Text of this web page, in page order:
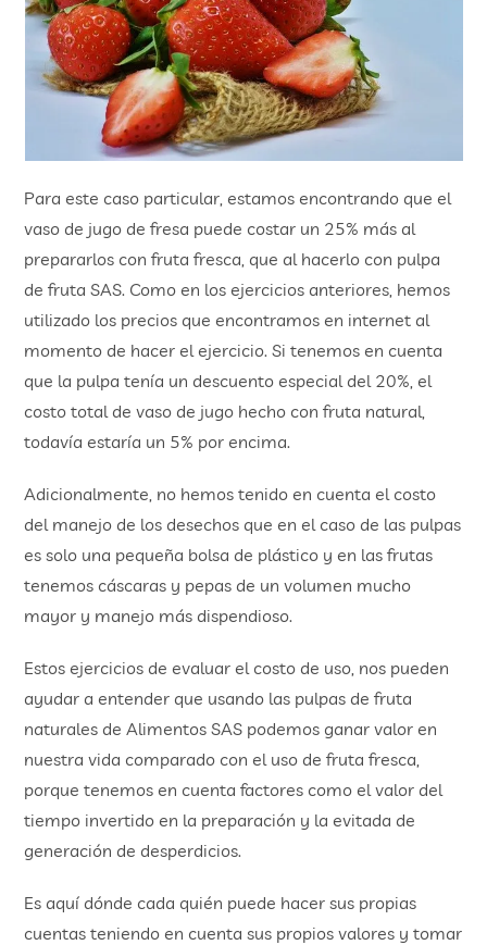
Para este caso particular, estamos encontrando que el
vaso de jugo de fresa puede costar un 25% más al
prepararlos con fruta fresca, que al hacerlo con pulpa
de fruta SAS. Como en los ejercicios anteriores, hemos
utilizado los precios que encontramos en internet al
momento de hacer el ejercicio. Si tenemos en cuenta
que la pulpa tenía un descuento especial del 20%, el
costo total de vaso de jugo hecho con fruta natural,
todavía estaría un 5% por encima.
Adicionalmente, no hemos tenido en cuenta el costo
del manejo de los desechos que en el caso de las pulpas
es solo una pequeña bolsa de plástico y en las frutas
tenemos cáscaras y pepas de un volumen mucho
mayor y manejo más dispendioso.
Estos ejercicios de evaluar el costo de uso, nos pueden
ayudar a entender que usando las pulpas de fruta
naturales de Alimentos SAS podemos ganar valor en
nuestra vida comparado con el uso de fruta fresca,
porque tenemos en cuenta factores como el valor del
tiempo invertido en la preparación y la evitada de
generación de desperdicios.
Es aquí dónde cada quién puede hacer sus propias
cuentas teniendo en cuenta sus propios valores y tomar